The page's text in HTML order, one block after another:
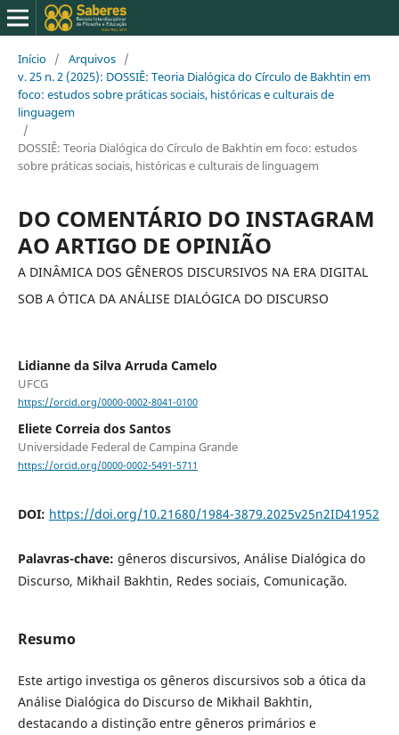
Início / Arquivos /
v. 25 n. 2 (2025): DOSSIÊ: Teoria Dialógica do Círculo de Bakhtin em
foco: estudos sobre práticas sociais, históricas e culturais de
linguagem
/
DOSSIÊ: Teoria Dialógica do Círculo de Bakhtin em foco: estudos
sobre práticas sociais, históricas e culturais de linguagem
DO COMENTÁRIO DO INSTAGRAM
AO ARTIGO DE OPINIÃO
A DINÂMICA DOS GÊNEROS DISCURSIVOS NA ERA DIGITAL
SOB A ÓTICA DA ANÁLISE DIALÓGICA DO DISCURSO
Lidianne da Silva Arruda Camelo
UFCG
https://orcid.org/0000-0002-8041-0100
Eliete Correia dos Santos
Universidade Federal de Campina Grande
https://orcid.org/0000-0002-5491-5711
DOI: https://doi.org/10.21680/1984-3879.2025v25n2ID41952
Palavras-chave: gêneros discursivos, Análise Dialógica do
Discurso, Mikhail Bakhtin, Redes sociais, Comunicação.
Resumo
Este artigo investiga os gêneros discursivos sob a ótica da
Análise Dialógica do Discurso de Mikhail Bakhtin,
destacando a distinção entre gêneros primários e